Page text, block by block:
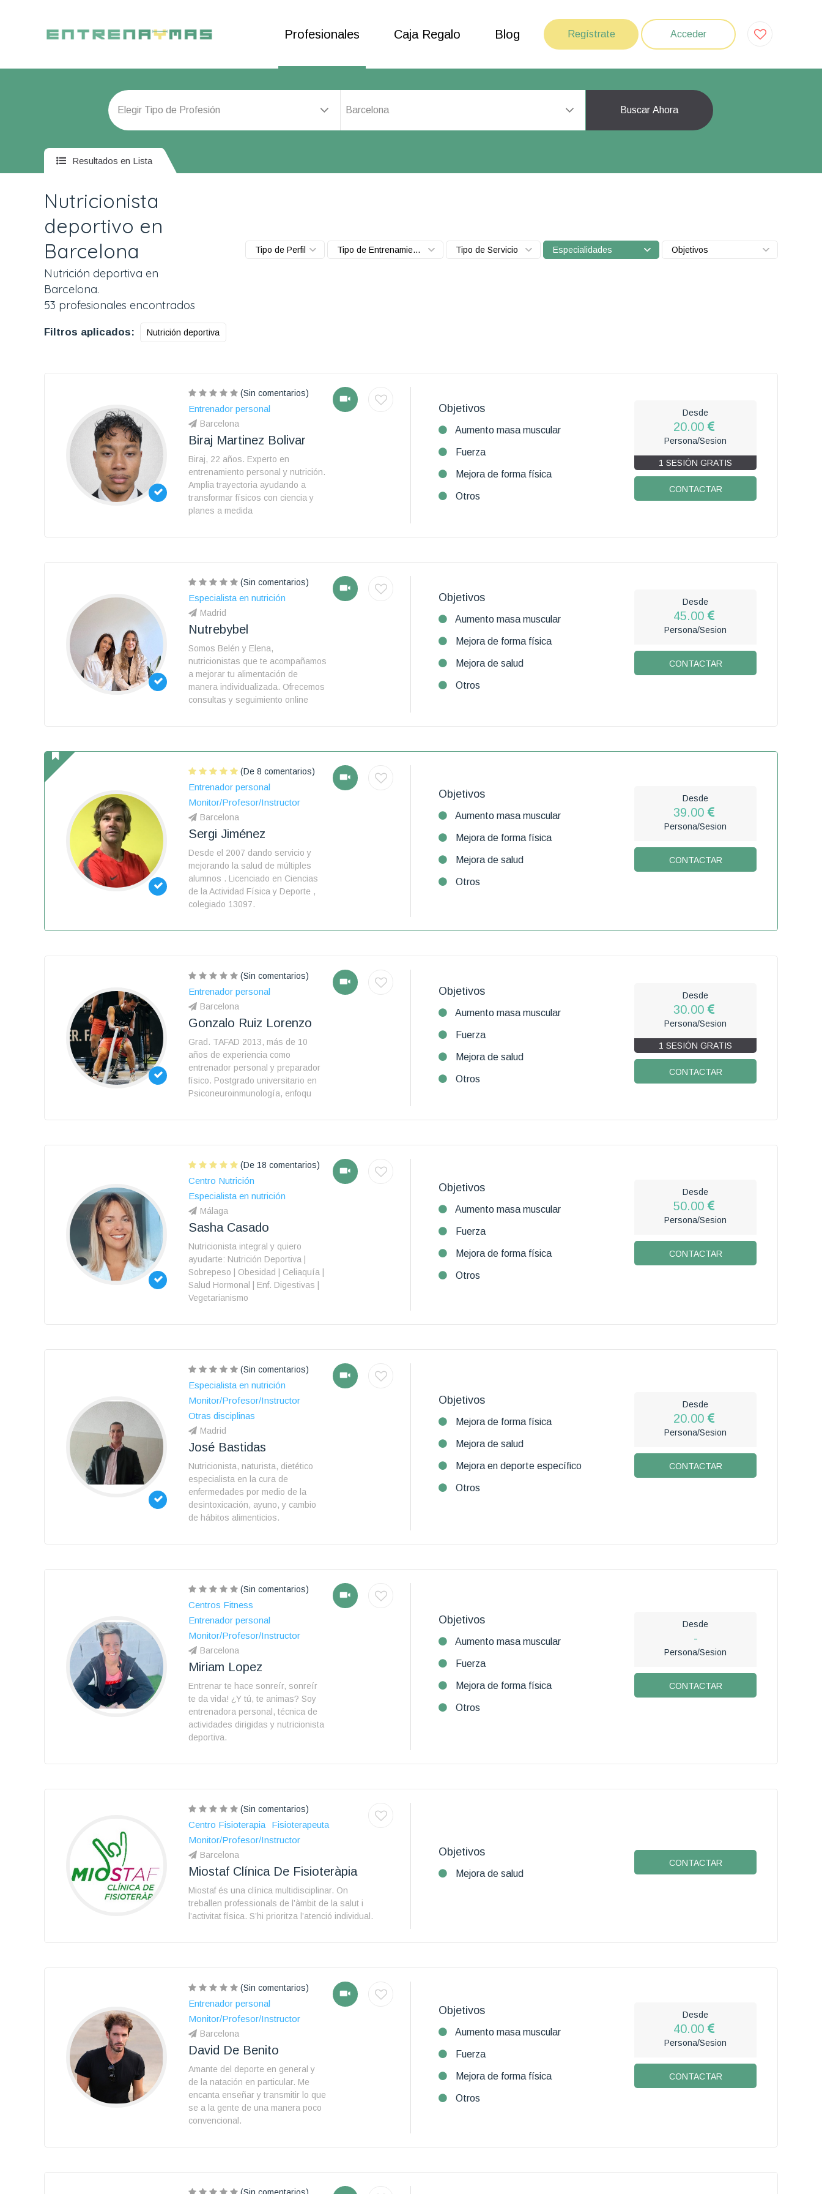
Profesionales Caja Regalo Blog Regístrate Acceder
Barcelona Buscar Ahora
Resultados en Lista
Nutricionista
deportivo en
Barcelona
Nutrición deportiva en
Barcelona.
53 profesionales encontrados
Tipo de Perfil Tipo de Entrenamiento Tipo de Servicio Especialidades Objetivos
Filtros aplicados: Nutrición deportiva
(Sin comentarios)
Entrenador personal
Barcelona
Biraj Martinez Bolivar
Biraj, 22 años. Experto en
entrenamiento personal y nutrición.
Amplia trayectoria ayudando a
transformar físicos con ciencia y
planes a medida
Objetivos
Aumento masa muscular
Fuerza
Mejora de forma física
Otros
Desde
20.00
Persona/Sesion
1 SESIÓN GRATIS
CONTACTAR
(Sin comentarios)
Especialista en nutrición
Madrid
Nutrebybel
Somos Belén y Elena,
nutricionistas que te acompañamos
a mejorar tu alimentación de
manera individualizada. Ofrecemos
consultas y seguimiento online
Objetivos
Aumento masa muscular
Mejora de forma física
Mejora de salud
Otros
Desde
45.00
Persona/Sesion
CONTACTAR
(De 8 comentarios)
Entrenador personal
Monitor/Profesor/Instructor
Barcelona
Sergi Jiménez
Desde el 2007 dando servicio y
mejorando la salud de múltiples
alumnos . Licenciado en Ciencias
de la Actividad Física y Deporte ,
colegiado 13097.
Objetivos
Aumento masa muscular
Mejora de forma física
Mejora de salud
Otros
Desde
39.00
Persona/Sesion
CONTACTAR
(Sin comentarios)
Entrenador personal
Barcelona
Gonzalo Ruiz Lorenzo
Grad. TAFAD 2013, más de 10
años de experiencia como
entrenador personal y preparador
físico. Postgrado universitario en
Psiconeuroinmunología, enfoqu
Objetivos
Aumento masa muscular
Fuerza
Mejora de salud
Otros
Desde
30.00
Persona/Sesion
1 SESIÓN GRATIS
CONTACTAR
(De 18 comentarios)
Centro Nutrición
Especialista en nutrición
Málaga
Sasha Casado
Nutricionista integral y quiero
ayudarte: Nutrición Deportiva |
Sobrepeso | Obesidad | Celiaquía |
Salud Hormonal | Enf. Digestivas |
Vegetarianismo
Objetivos
Aumento masa muscular
Fuerza
Mejora de forma física
Otros
Desde
50.00
Persona/Sesion
CONTACTAR
(Sin comentarios)
Especialista en nutrición
Monitor/Profesor/Instructor
Otras disciplinas
Madrid
José Bastidas
Nutricionista, naturista, dietético
especialista en la cura de
enfermedades por medio de la
desintoxicación, ayuno, y cambio
de hábitos alimenticios.
Objetivos
Mejora de forma física
Mejora de salud
Mejora en deporte específico
Otros
Desde
20.00
Persona/Sesion
CONTACTAR
(Sin comentarios)
Centros Fitness
Entrenador personal
Monitor/Profesor/Instructor
Barcelona
Miriam Lopez
Entrenar te hace sonreír, sonreír
te da vida! ¿Y tú, te animas? Soy
entrenadora personal, técnica de
actividades dirigidas y nutricionista
deportiva.
Objetivos
Aumento masa muscular
Fuerza
Mejora de forma física
Otros
Desde
-
Persona/Sesion
CONTACTAR
(Sin comentarios)
Centro Fisioterapia
Fisioterapeuta
Monitor/Profesor/Instructor
Barcelona
Miostaf Clínica De Fisioteràpia
Miostaf és una clínica multidisciplinar. On
treballen professionals de l’àmbit de la salut i
l’activitat física. S’hi prioritza l’atenció individual.
Objetivos
Mejora de salud
CONTACTAR
(Sin comentarios)
Entrenador personal
Monitor/Profesor/Instructor
Barcelona
David De Benito
Amante del deporte en general y
de la natación en particular. Me
encanta enseñar y transmitir lo que
se a la gente de una manera poco
convencional.
Objetivos
Aumento masa muscular
Fuerza
Mejora de forma física
Otros
Desde
40.00
Persona/Sesion
CONTACTAR